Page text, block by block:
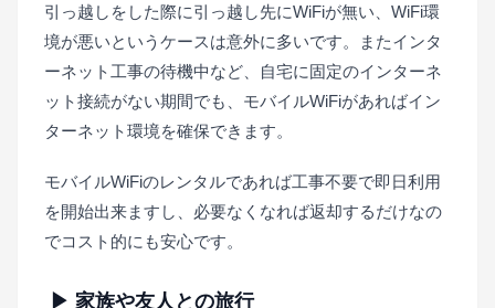
引っ越しをした際に引っ越し先にWiFiが無い、WiFi環
境が悪いというケースは意外に多いです。またインタ
ーネット工事の待機中など、自宅に固定のインターネ
ット接続がない期間でも、モバイルWiFiがあればイン
ターネット環境を確保できます。
モバイルWiFiのレンタルであれば工事不要で即日利用
を開始出来ますし、必要なくなれば返却するだけなの
でコスト的にも安心です。
▶ 家族や友人との旅行